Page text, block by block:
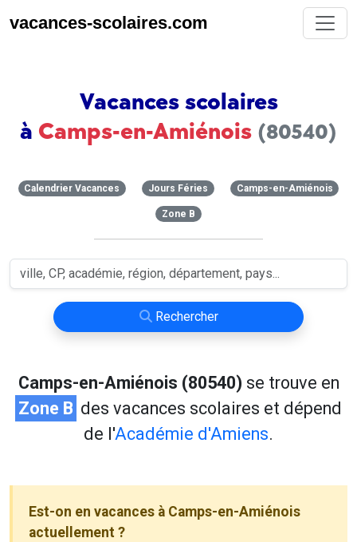
vacances-scolaires.com
Vacances scolaires
à Camps-en-Amiénois (80540)
Calendrier Vacances Jours Féries Camps-en-Amiénois
Zone B
Rechercher
Camps-en-Amiénois (80540) se trouve en
Zone B des vacances scolaires et dépend
de l'Académie d'Amiens.
Est-on en vacances à Camps-en-Amiénois
actuellement ?